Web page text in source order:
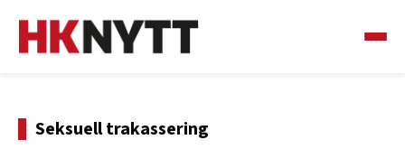
Seksuell trakassering